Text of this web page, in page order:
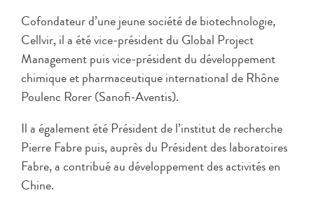
Cofondateur d’une jeune société de biotechnologie,
Cellvir, il a été vice-président du Global Project
Management puis vice-président du développement
chimique et pharmaceutique international de Rhône
Poulenc Rorer (Sanofi-Aventis).
Il a également été Président de l’institut de recherche
Pierre Fabre puis, auprès du Président des laboratoires
Fabre, a contribué au développement des activités en
Chine.